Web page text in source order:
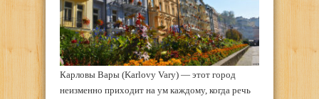
Карловы Вары (Karlovy Vary) — этот город
неизменно приходит на ум каждому, когда речь